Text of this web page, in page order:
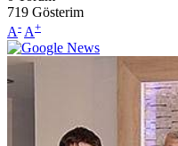
719 Gösterim
A- A+